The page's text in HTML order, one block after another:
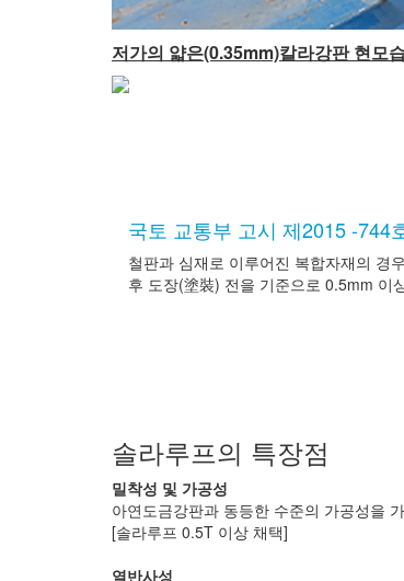
저가의 얇은(0.35mm)칼라강판 현모
국토 교통부 고시 제2015 -744
철판과 심재로 이루어진 복합자재의 경
후 도장(塗裝) 전을 기준으로 0.5mm 이
솔라루프의 특장점
밀착성 및 가공성
아연도금강판과 동등한 수준의 가공성을
[솔라루프 0.5T 이상 채택]
열반사성